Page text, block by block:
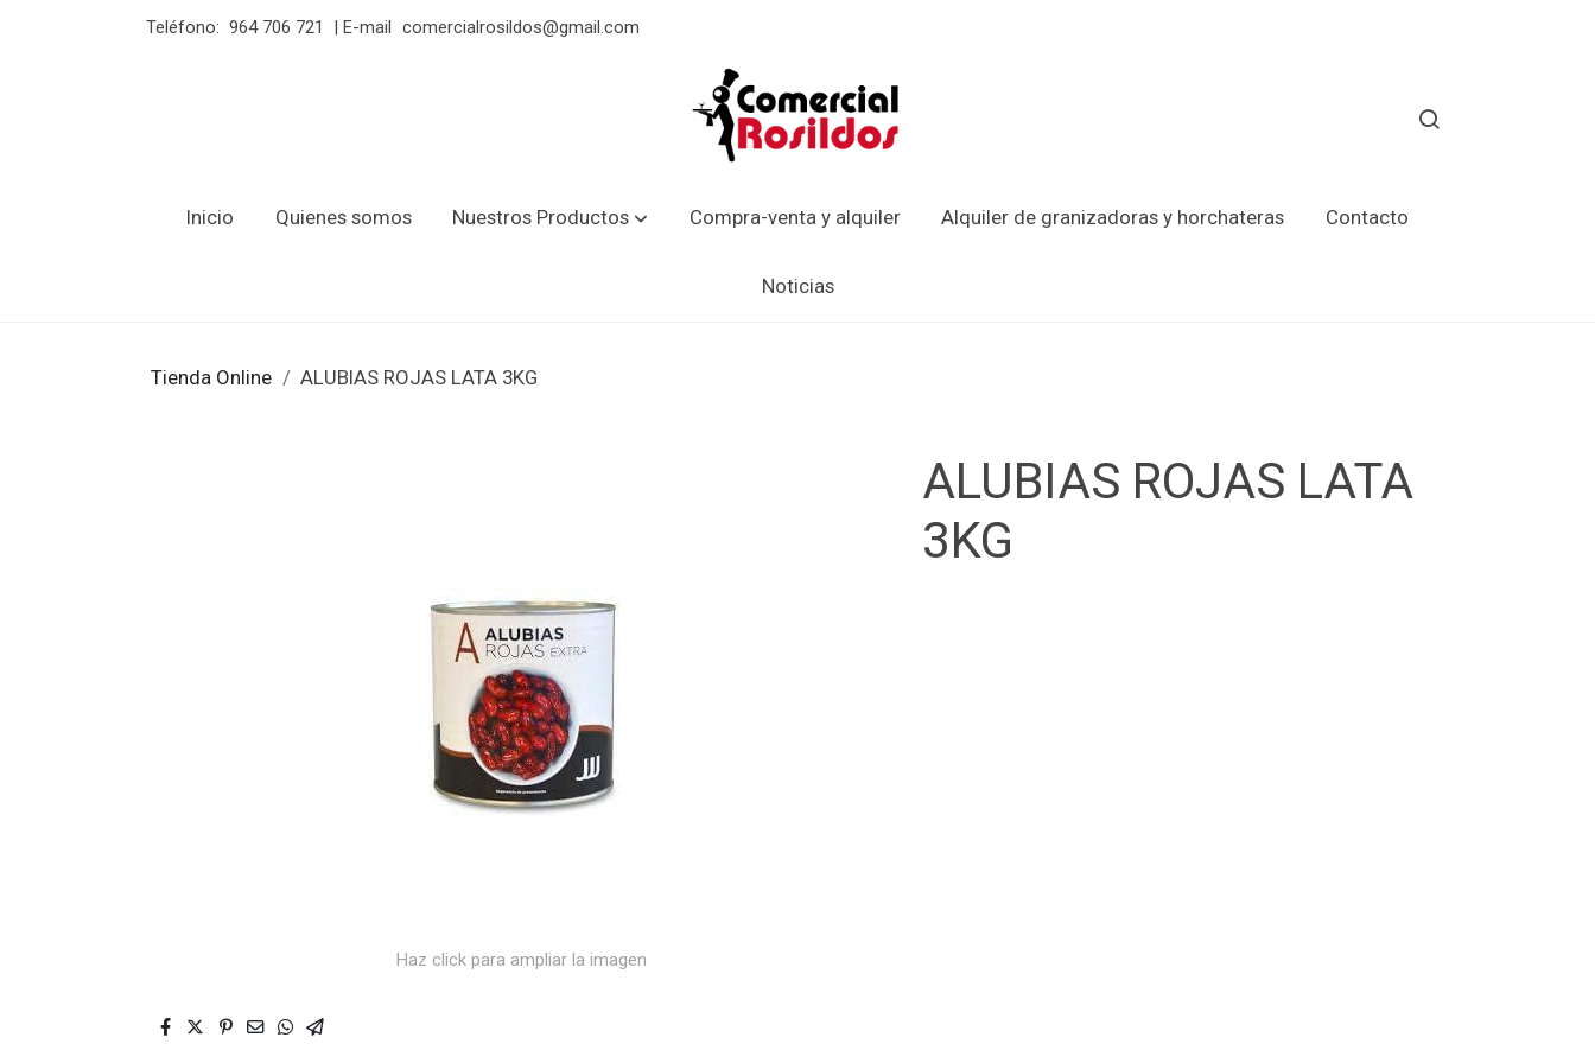
Teléfono: 964 706 721 | E-mail comercialrosildos@gmail.com
Inicio Quienes somos Nuestros Productos Compra-venta y alquiler Alquiler de granizadoras y horchateras Contacto
Noticias
Tienda Online ALUBIAS ROJAS LATA 3KG
Haz click para ampliar la imagen
ALUBIAS ROJAS LATA
3KG